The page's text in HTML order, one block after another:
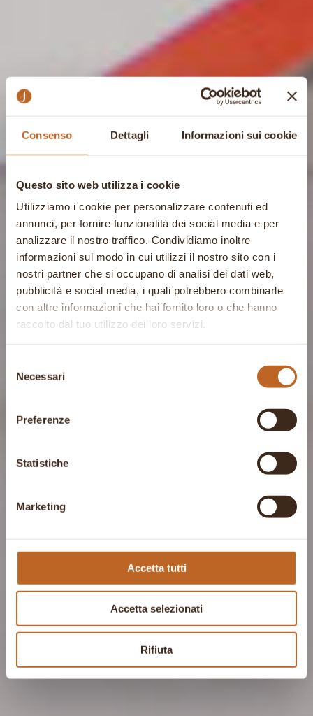
Consenso Dettagli Informazioni sui cookie
Questo sito web utilizza i cookie
Utilizziamo i cookie per personalizzare contenuti ed
annunci, per fornire funzionalità dei social media e per
analizzare il nostro traffico. Condividiamo inoltre
informazioni sul modo in cui utilizzi il nostro sito con i
nostri partner che si occupano di analisi dei dati web,
pubblicità e social media, i quali potrebbero combinarle
con altre informazioni che hai fornito loro o che hanno
raccolto dal tuo utilizzo dei loro servizi.
delNecessari
Preferenze
Statistiche
Marketing
Accetta tutti
Accetta selezionati
Rifiuta